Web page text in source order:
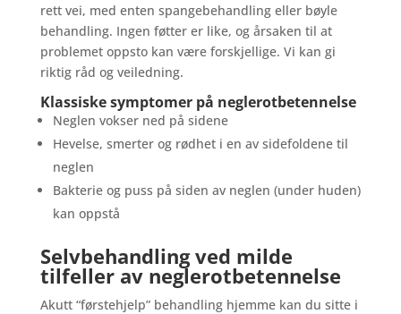
rett vei, med enten spangebehandling eller bøyle
behandling. Ingen føtter er like, og årsaken til at
problemet oppsto kan være forskjellige. Vi kan gi
riktig råd og veiledning.
Klassiske symptomer på neglerotbetennelse
Neglen vokser ned på sidene
Hevelse, smerter og rødhet i en av sidefoldene til
neglen
Bakterie og puss på siden av neglen (under huden)
kan oppstå
Selvbehandling ved milde
tilfeller av neglerotbetennelse
Akutt “førstehjelp” behandling hjemme kan du sitte i